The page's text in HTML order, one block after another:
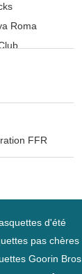
Roma
FFR
d'été
pas chères
Goorin Bros